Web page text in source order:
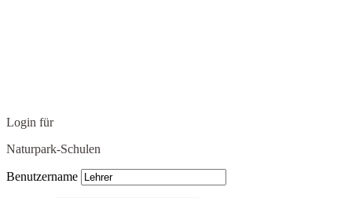
Login für
Naturpark-Schulen
Benutzername